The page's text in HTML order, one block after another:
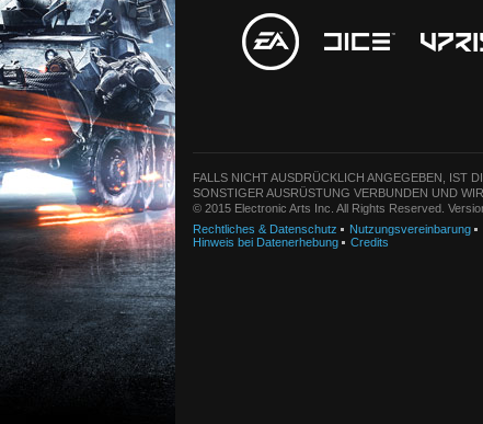
FALLS NICHT AUSDRÜCKLICH ANGEGEBEN, IST
SONSTIGER AUSRÜSTUNG VERBUNDEN UND
© 2015 Electronic Arts Inc. All Rights Reserved.
Rechtliches & Datenschutz
Nutzungsvereinbarung
Hinweis bei Datenerhebung
Credits